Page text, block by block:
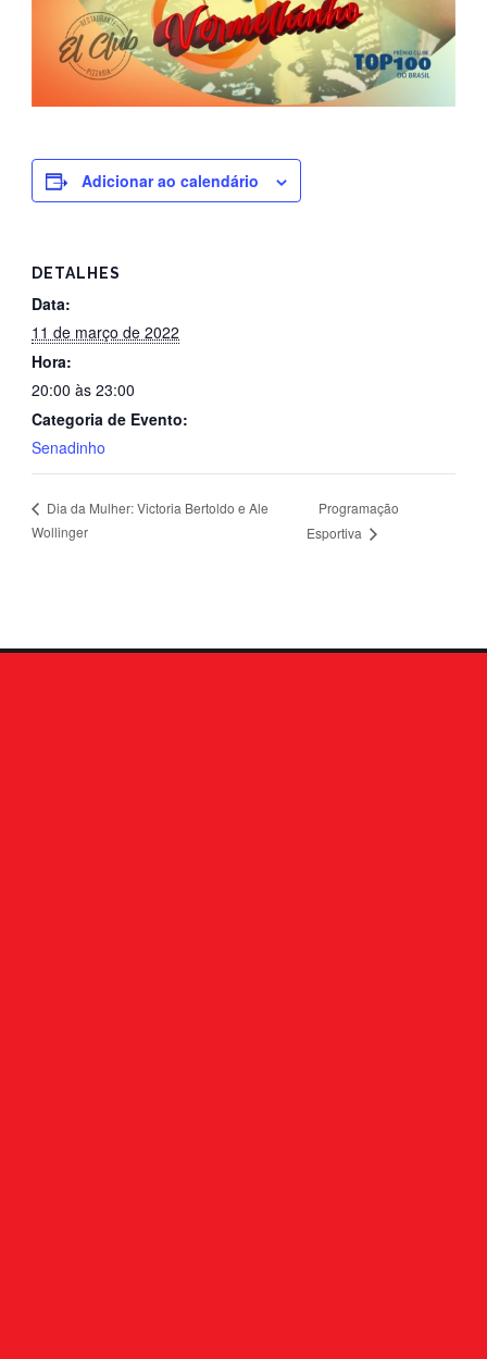
Adicionar ao calendário
DETALHES
Data:
11 de março de 2022
Hora:
20:00 às 23:00
Categoria de Evento:
Senadinho
Dia da Mulher: Victoria Bertoldo e Ale
Wollinger
Programação
Esportiva